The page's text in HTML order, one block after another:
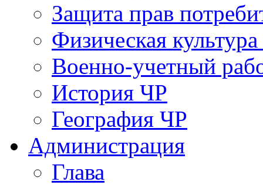
Защита прав
Физическая
Военно-учетный
История ЧР
География ЧР
Администрация
Глава